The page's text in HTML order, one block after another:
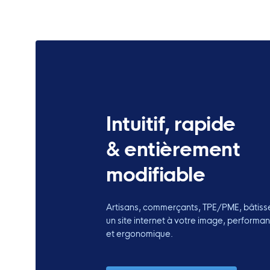
Intuitif, rapide
& entièrement
modifiable
Artisans, commerçants, TPE/PME,
un site internet à votre image,
et ergonomique.